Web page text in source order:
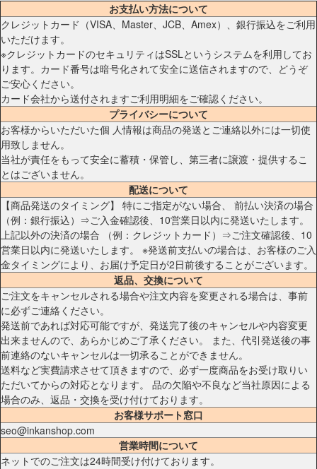
お支払い方法について
クレジットカード（VISA、Master、JCB、Amex）、銀行振込をご利用
いただけます。
※クレジットカードのセキュリティはSSLというシステムを利用してお
ります。カード番号は暗号化されて安全に送信されますので、どうぞ
ご安心ください。
カード会社から送付されますご利用明細をご確認ください。
プライバシーについて
お客様からいただいた個 人情報は商品の発送とご連絡以外には一切使
用致しません。
当社が責任をもって安全に蓄積・保管し、第三者に譲渡・提供するこ
とはございません。
配送について
【商品発送のタイミング】 特にご指定がない場合、 前払い決済の場合
（例：銀行振込）⇒ご入金確認後、10営業日以内に発送いたします。
上記以外の決済の場合 （例：クレジットカード）⇒ご注文確認後、10
営業日以内に発送いたします。 ※発送前支払いの場合は、お客様のご入
金タイミングにより、お届け予定日が2日前後することがございます。
返品、交換について
ご注文をキャンセルされる場合や注文内容を変更される場合は、事前
に必ずご連絡ください。
発送前であれば対応可能ですが、発送完了後のキャンセルや内容変更
出来ませんので、あらかじめご了承ください。 また、代引発送後の事
前連絡のないキャンセルは一切承ることができません。
送料など実費請求させて頂きますので、必ず一度商品をお受け取りい
ただいてからの対応となります。 品の欠陥や不良など当社原因による
場合のみ、返品・交換を受け付けております。
お客様サポート窓口
seo@inkanshop.com
営業時間について
ネットでのご注文は24時間受け付けております。